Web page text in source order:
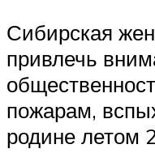
Сибирская
привлечь
пожарам,
родине летом